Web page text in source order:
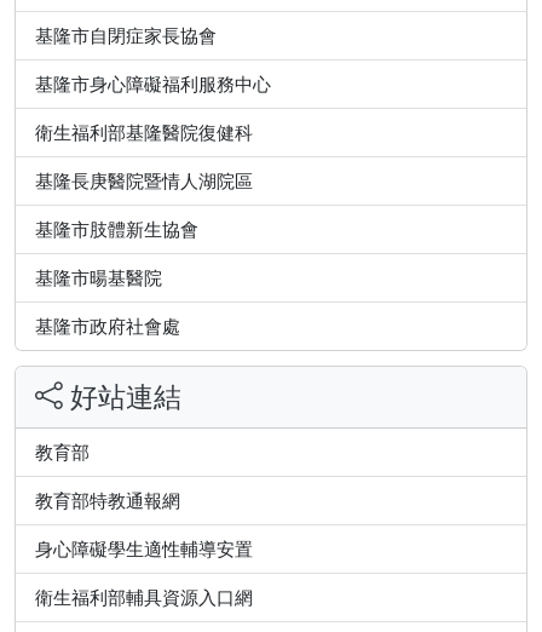
基隆市自閉症家長協會
基隆市身心障礙福利服務中心
衛生福利部基隆醫院復健科
基隆長庚醫院暨情人湖院區
基隆市肢體新生協會
基隆市暘基醫院
基隆市政府社會處
好站連結
教育部
教育部特教通報網
身心障礙學生適性輔導安置
衛生福利部輔具資源入口網